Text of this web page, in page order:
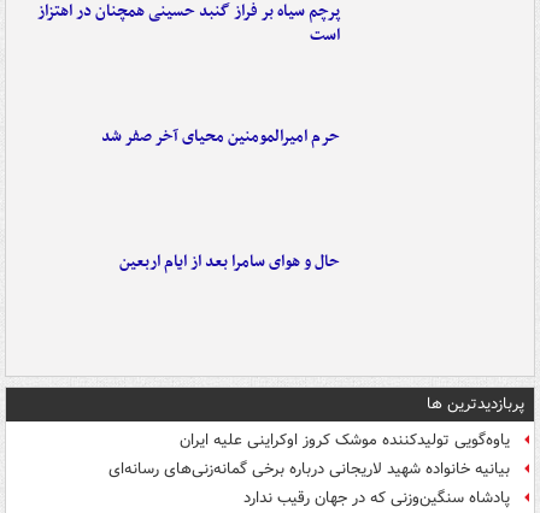
پرچم سیاه بر فراز گنبد حسینی همچنان در اهتزاز
است
حرم امیرالمومنین محیای آخر صفر شد
حال و هوای سامرا بعد از ایام اربعین
پربازدیدترین ها
یاوه‌گویی تولیدکننده موشک کروز اوکراینی علیه ایران
بیانیه خانواده شهید لاریجانی درباره برخی گمانه‌زنی‌های رسانه‌ای
پادشاه سنگین‌وزنی که در جهان رقیب ندارد